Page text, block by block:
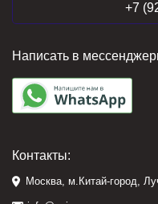
+7
Написать в
Контакты:
Москва, м.Китай-город,